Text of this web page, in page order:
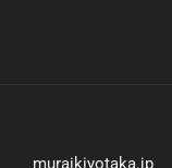
muraikiyotaka.jp